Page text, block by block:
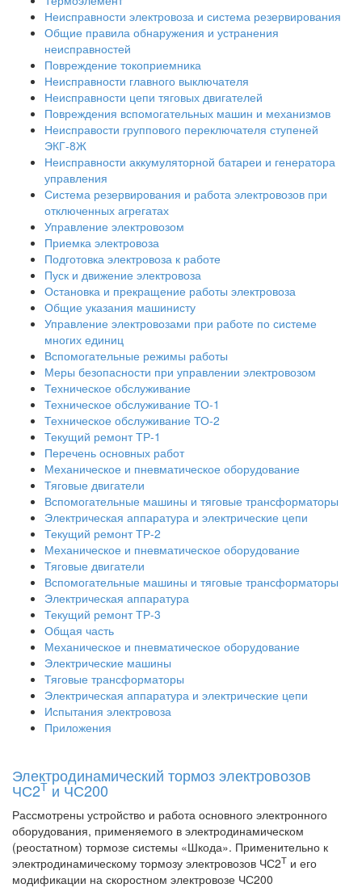
Неисправности электровоза и система резервирования
Общие правила обнаружения и устранения
неисправностей
Повреждение токоприемника
Неисправности главного выключателя
Неисправности цепи тяговых двигателей
Повреждения вспомогательных машин и механизмов
Неисправости группового переключателя ступеней
ЭКГ-8Ж
Неисправности аккумуляторной батареи и генератора
управления
Система резервирования и работа электровозов при
отключенных агрегатах
Управление электровозом
Приемка электровоза
Подготовка электровоза к работе
Пуск и движение электровоза
Остановка и прекращение работы электровоза
Общие указания машинисту
Управление электровозами при работе по системе
многих единиц
Вспомогательные режимы работы
Меры безопасности при управлении электровозом
Техническое обслуживание
Техническое обслуживание ТО-1
Техническое обслуживание ТО-2
Текущий ремонт ТР-1
Перечень основных работ
Механическое и пневматическое оборудование
Тяговые двигатели
Вспомогательные машины и тяговые трансформаторы
Электрическая аппаратура и электрические цепи
Текущий ремонт ТР-2
Механическое и пневматическое оборудование
Тяговые двигатели
Вспомогательные машины и тяговые трансформаторы
Электрическая аппаратура
Текущий ремонт ТР-3
Общая часть
Механическое и пневматическое оборудование
Электрические машины
Тяговые трансформаторы
Электрическая аппаратура и электрические цепи
Испытания электровоза
Приложения
Электродинамический тормоз электровозов
ЧС2Т и ЧС200
Рассмотрены устройство и работа основного электронного
оборудования, применяемого в электродинамическом
(реостатном) тормозе системы «Шкода». Применительно к
электродинамическому тормозу электровозов ЧС2Т и его
модификации на скоростном электровозе ЧС200